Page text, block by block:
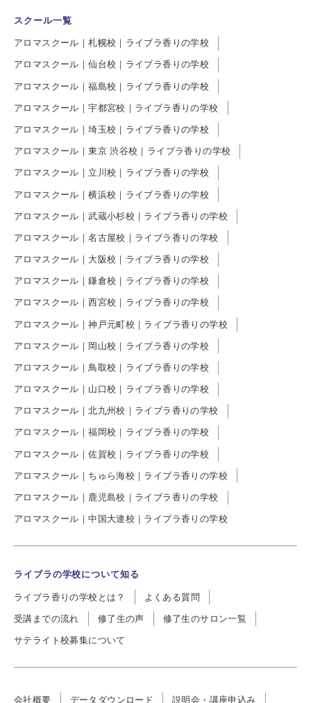
スクール一覧
アロマスクール｜札幌校｜ライブラ香りの学校
アロマスクール｜仙台校｜ライブラ香りの学校
アロマスクール｜福島校｜ライブラ香りの学校
アロマスクール｜宇都宮校｜ライブラ香りの学校
アロマスクール｜埼玉校｜ライブラ香りの学校
アロマスクール｜東京 渋谷校｜ライブラ香りの学校
アロマスクール｜立川校｜ライブラ香りの学校
アロマスクール｜横浜校｜ライブラ香りの学校
アロマスクール｜武蔵小杉校｜ライブラ香りの学校
アロマスクール｜名古屋校｜ライブラ香りの学校
アロマスクール｜大阪校｜ライブラ香りの学校
アロマスクール｜鎌倉校｜ライブラ香りの学校
アロマスクール｜西宮校｜ライブラ香りの学校
アロマスクール｜神戸元町校｜ライブラ香りの学校
アロマスクール｜岡山校｜ライブラ香りの学校
アロマスクール｜鳥取校｜ライブラ香りの学校
アロマスクール｜山口校｜ライブラ香りの学校
アロマスクール｜北九州校｜ライブラ香りの学校
アロマスクール｜福岡校｜ライブラ香りの学校
アロマスクール｜佐賀校｜ライブラ香りの学校
アロマスクール｜ちゅら海校｜ライブラ香りの学校
アロマスクール｜鹿児島校｜ライブラ香りの学校
アロマスクール｜中国大連校｜ライブラ香りの学校
ライブラの学校について知る
ライブラ香りの学校とは？ よくある質問
受講までの流れ 修了生の声 修了生のサロン一覧
サテライト校募集について
会社概要 データダウンロード 説明会・講座申込み